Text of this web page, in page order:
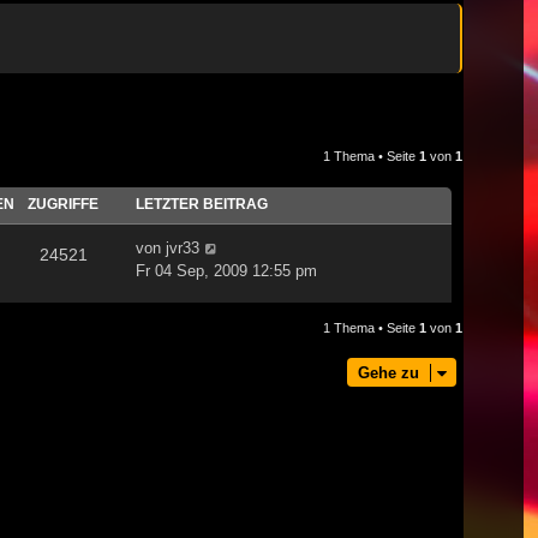
1 Thema • Seite 1 von 1
ZUGRIFFE LETZTER BEITRAG
24521 von jvr33
Fr 04 Sep, 2009 12:55 pm
1 Thema • Seite 1 von 1
Gehe zu